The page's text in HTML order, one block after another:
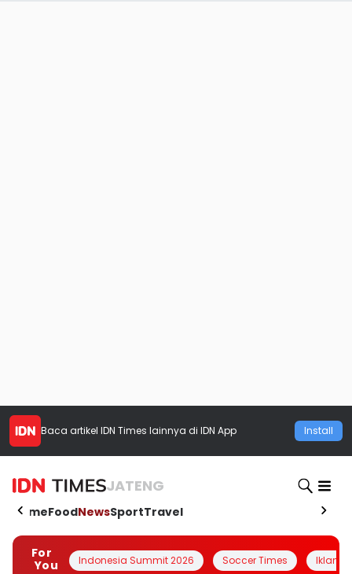
Baca artikel IDN Times lainnya di IDN App Install
JATENG
HomeFoodNewsSportTravel
For
You
Indonesia Summit 2026 Soccer Times Iklanin